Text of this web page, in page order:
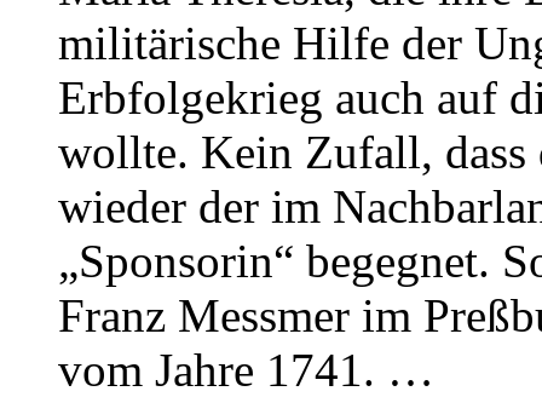
militärische Hilfe der
Erbfolgekrieg auch auf
wollte. Kein Zufall, dass
wieder der im
„Sponsorin“ begegnet.
Franz Messmer im
vom Jahre 1741. …